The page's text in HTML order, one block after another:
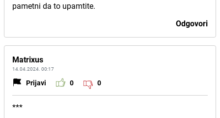
pametni da to upamtite.
Odgovori
Matrixus
14.04.2024. 00:17
Prijavi 0 0
***